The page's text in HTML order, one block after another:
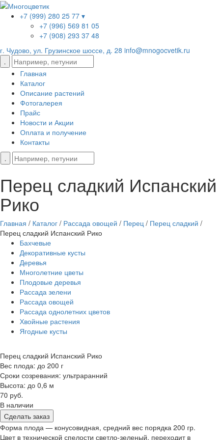
+7 (999) 280 25 77 ▾
+7 (996) 569 81 05
+7 (908) 293 37 48
г. Чудово, ул. Грузинское шоссе, д. 28 info@mnogocvetik.ru
Главная
Каталог
Описание растений
Фотогалерея
Прайс
Новости и Акции
Оплата и получение
Контакты
Перец сладкий Испанский
Рико
Главная / Каталог / Рассада овощей / Перец / Перец сладкий /
Перец сладкий Испанский Рико
Бахчевые
Декоративные кусты
Деревья
Многолетние цветы
Плодовые деревья
Рассада зелени
Рассада овощей
Рассада однолетних цветов
Хвойные растения
Ягодные кусты
Перец сладкий Испанский Рико
Вес плода: до 200 г
Сроки созревания: ультраранний
Высота: до 0,6 м
70 руб.
В наличии
Сделать заказ
Форма плода — конусовидная, средний вес порядка 200 гр.
Цвет в технической спелости светло-зеленый, переходит в